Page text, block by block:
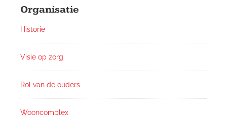
Widgets
Organisatie
Historie
Visie op zorg
Rol van de ouders
Wooncomplex